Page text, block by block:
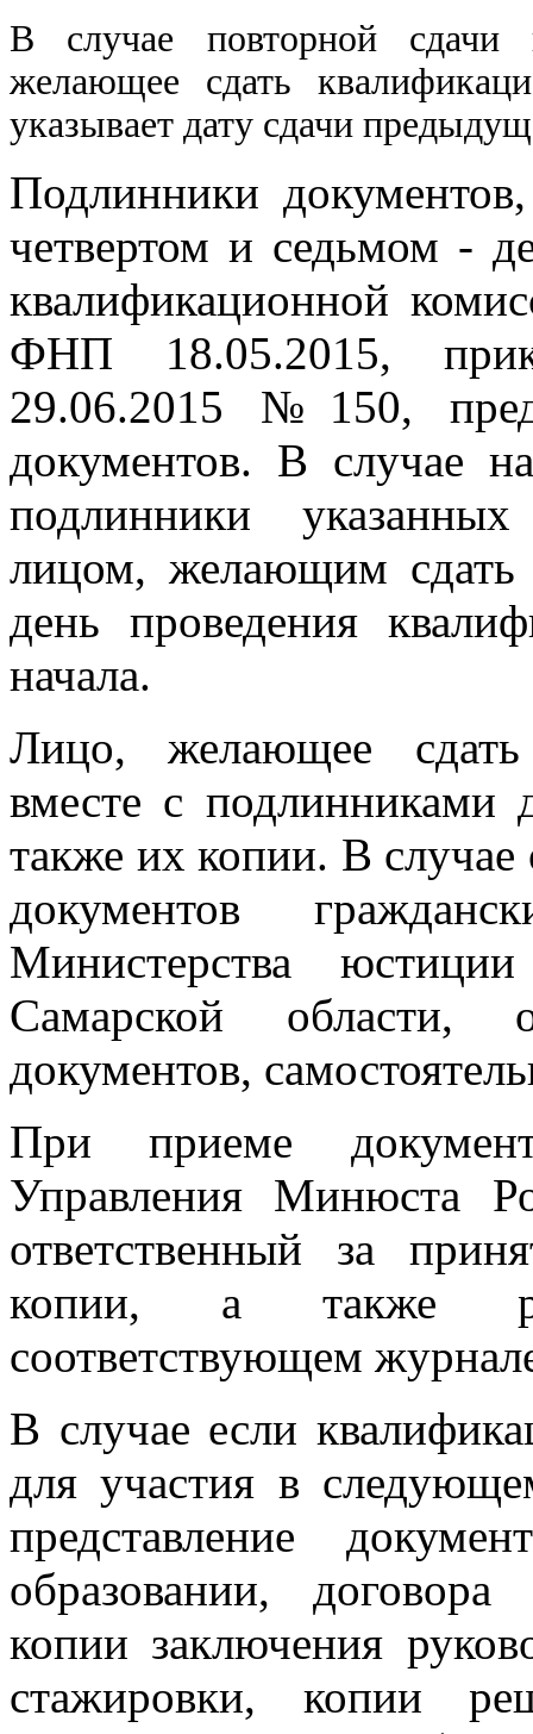
В случае повторной сдачи
желающее сдать
указывает дату сдачи
Подлинники
четвертом и седьмом -
квалификационной
ФНП 18.05.2015,
29.06.2015 №150,
документов. В случае
подлинники
лицом, желающим сдать
день проведения
начала.
Лицо, желающее сдать
вместе с подлинниками
также их копии. В
документов
Министерства
Самарской области,
документов,
При приеме
Управления Минюста
ответственный за
копии, а также
соответствующем
В случае если
для участия в
представление
образовании,
копии заключения
стажировки, копии